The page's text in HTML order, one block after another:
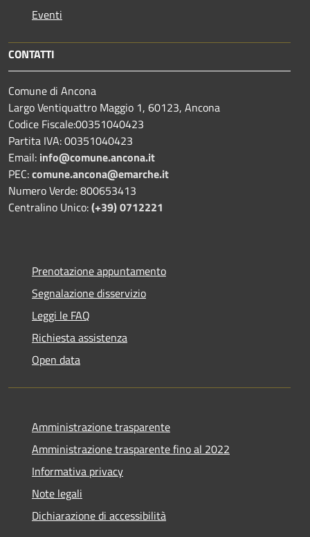
Eventi
CONTATTI
Comune di Ancona
Largo Ventiquattro Maggio 1, 60123, Ancona
Codice Fiscale:00351040423
Partita IVA: 00351040423
Email: info@comune.ancona.it
PEC:comune.ancona@emarche.it
Numero Verde: 800653413
Centralino Unico:(+39) 0712221
Prenotazione appuntamento
Segnalazione disservizio
Leggi le FAQ
Richiesta assistenza
Open data
Amministrazione trasparente
Amministrazione trasparente fino al 2022
Informativa privacy
Note legali
Dichiarazione di accessibilità